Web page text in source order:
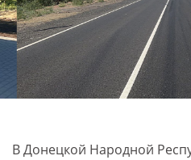
В Донецкой Народной